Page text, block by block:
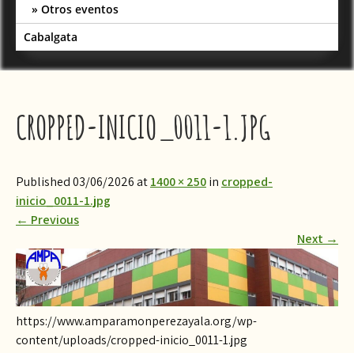
Otros eventos
Cabalgata
CROPPED-INICIO_0011-1.JPG
Published 03/06/2026 at1400 × 250in cropped-
inicio_0011-1.jpg
← Previous
Next →
https://www.amparamonperezayala.org/wp-
content/uploads/cropped-inicio_0011-1.jpg